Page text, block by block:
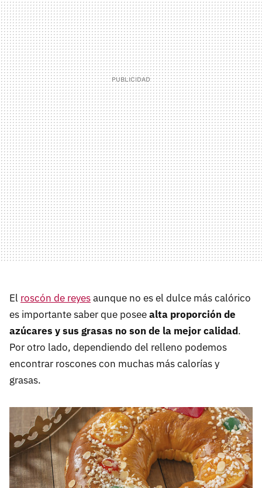
El roscón de reyesaunque no es el dulce más calórico
es importante saber que poseealta proporción de
azúcares y sus grasas no son de la mejor calidad.
Por otro lado, dependiendo del relleno podemos
encontrar roscones con muchas más calorías y
grasas.